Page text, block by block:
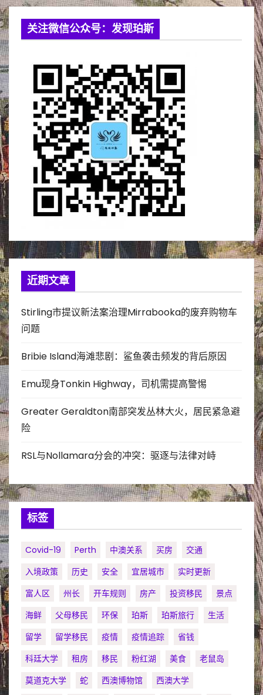
关注微信公众号：发现珀斯
近期文章
Stirling市提议新法案治理Mirrabooka的废弃购物车
问题
Bribie Island海滩悲剧：鲨鱼袭击频发的背后原因
Emu现身Tonkin Highway，司机需提高警惕
Greater Geraldton南部突发丛林大火，居民紧急避
险
RSL与Nollamara分会的冲突：驱逐与法律对峙
标签
Covid-19 Perth 中澳关系 买房
交通
入境政策
历史 安全 宜居城市
实时更新
富人区
州长 开车规则 房产 投资移民
景点
海鲜
父母移民 环保 珀斯 珀斯旅行
生活
留学
留学移民 疫情 疫情追踪
省钱
科廷大学
租房 移民 粉红湖 美食
老鼠岛
莫道克大学
蛇 西澳博物馆
西澳大学